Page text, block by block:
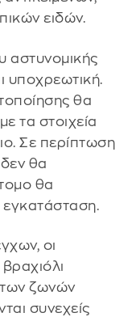
ειδών.
αστυνομικής
υποχρεωτική.
θα
τα στοιχεία
Σε περίπτωση
θα
θα
οι
ζωνών
συνεχείς